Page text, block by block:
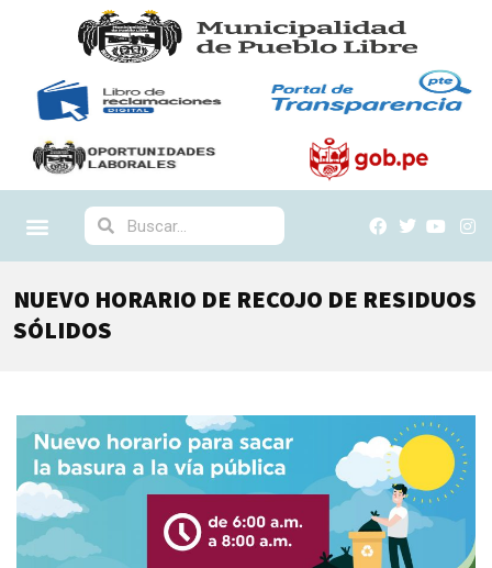
NUEVO HORARIO DE RECOJO DE RESIDUOS
SÓLIDOS